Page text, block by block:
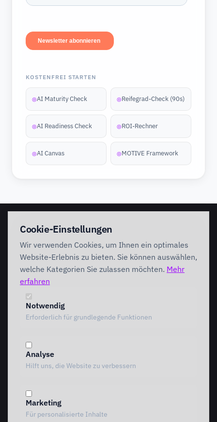
KOSTENFREI STARTEN
◎AI Maturity Check ◎Reifegrad-Check (90s)
◎AI Readiness Check ◎ROI-Rechner
◎AI Canvas ◎MOTIVE Framework
Discovery Workshop
Förderung
INTERVENTION
AI Intervention
AI Governance
Foundation
Performing
Branchenlösungen
Special Governance
AI Canvas
TRIARDIS-Methode
KI-Werkstatt
Cookie-Einstellungen
Wir verwenden Cookies, um Ihnen ein optimales
Website-Erlebnis zu bieten. Sie können auswählen,
welche Kategorien Sie zulassen möchten. Mehr
erfahren
Notwendig
Erforderlich für grundlegende Funktionen
Analyse
Hilft uns, die Website zu verbessern
Marketing
Für personalisierte Inhalte